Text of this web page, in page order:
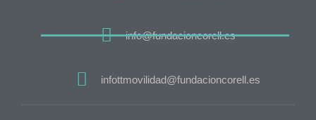
info@fundacioncorell.es
infottmovilidad@fundacioncorell.es